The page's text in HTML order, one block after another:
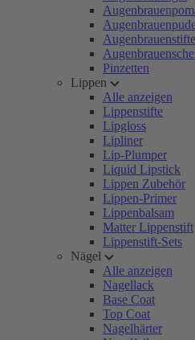
Augenbrauenstifte
Pinzetten
Lippen
Alle anzeigen
Lippenstifte
Lipgloss
Lipliner
Lip-Plumper
Liquid Lipstick
Lippen Zubehör
Lippen-Primer
Lippenbalsam
Matter Lippenstift
Lippenstift-Sets
Nägel
Alle anzeigen
Nagellack
Base Coat
Top Coat
Nagelhärter